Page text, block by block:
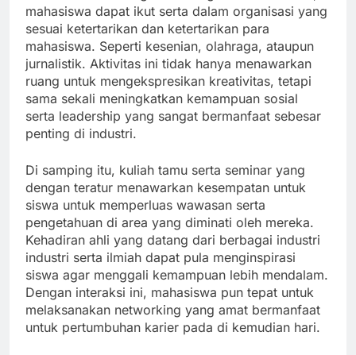
mahasiswa dapat ikut serta dalam organisasi yang
sesuai ketertarikan dan ketertarikan para
mahasiswa. Seperti kesenian, olahraga, ataupun
jurnalistik. Aktivitas ini tidak hanya menawarkan
ruang untuk mengekspresikan kreativitas, tetapi
sama sekali meningkatkan kemampuan sosial
serta leadership yang sangat bermanfaat sebesar
penting di industri.
Di samping itu, kuliah tamu serta seminar yang
dengan teratur menawarkan kesempatan untuk
siswa untuk memperluas wawasan serta
pengetahuan di area yang diminati oleh mereka.
Kehadiran ahli yang datang dari berbagai industri
industri serta ilmiah dapat pula menginspirasi
siswa agar menggali kemampuan lebih mendalam.
Dengan interaksi ini, mahasiswa pun tepat untuk
melaksanakan networking yang amat bermanfaat
untuk pertumbuhan karier pada di kemudian hari.